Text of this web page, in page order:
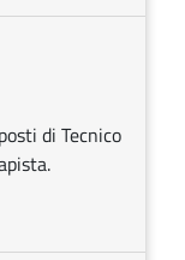
di Tecnico